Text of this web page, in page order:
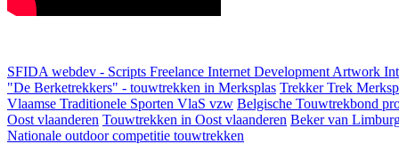
SFIDA webdev - Scripts Freelance Internet Development Artwork
"De Berketrekkers" - touwtrekken in Merksplas Trekker Trek
Vlaamse Traditionele Sporten VlaS vzw Belgische Touwtrekbond
Oost vlaanderen Touwtrekken in Oost vlaanderen Beker van
Nationale outdoor competitie touwtrekken